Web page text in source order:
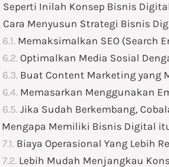
Seperti Inilah Konsep Bisnis
Cara Menyusun Strategi Bisnis
Memaksimalkan SEO (Search
Optimalkan Media Sosial
Buat Content Marketing yang
Memasarkan Menggunakan
Jika Sudah Berkembang,
Mengapa Memiliki Bisnis Digital
Biaya Operasional Yang Lebih
Lebih Mudah Menjangkau